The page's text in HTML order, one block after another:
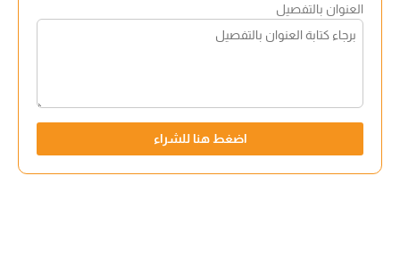
العنوان بالتفصيل
اضغط هنا للشراء